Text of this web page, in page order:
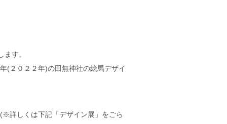
す。
(２０２２年)の田無神社の絵馬デザイ
詳しくは下記「デザイン展」をごら